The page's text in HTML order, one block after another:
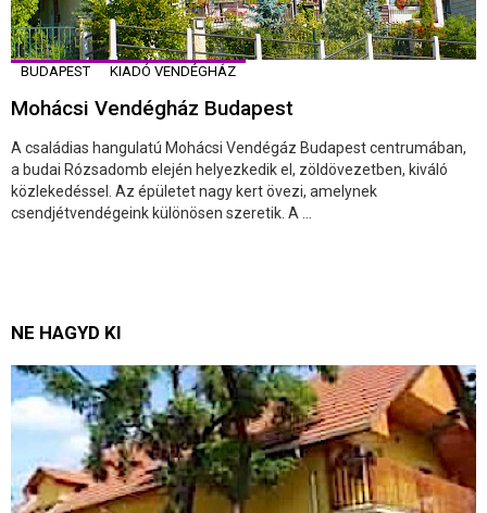
BUDAPEST KIADÓ VENDÉGHÁZ
Mohácsi Vendégház Budapest
A családias hangulatú Mohácsi Vendégáz Budapest centrumában,
a budai Rózsadomb elején helyezkedik el, zöldövezetben, kiváló
közlekedéssel. Az épületet nagy kert övezi, amelynek
csendjétvendégeink különösen szeretik. A ...
NE HAGYD KI